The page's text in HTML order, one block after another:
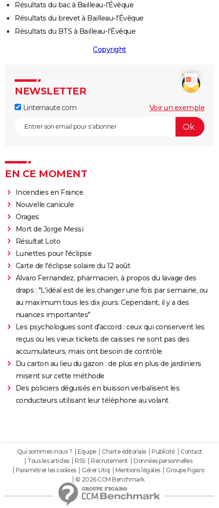
Résultats du bac à Bailleau-l'Évêque
Résultats du brevet à Bailleau-l'Évêque
Résultats du BTS à Bailleau-l'Évêque
Copyright
NEWSLETTER
Linternaute.com Voir un exemple
EN CE MOMENT
Incendies en France
Nouvelle canicule
Orages
Mort de Jorge Messi
Résultat Loto
Lunettes pour l'éclipse
Carte de l'éclipse solaire du 12 août
Alvaro Fernandez, pharmacien, à propos du lavage des
draps : "L'idéal est de les changer une fois par semaine, ou
au maximum tous les dix jours. Cependant, il y a des
nuances importantes"
Les psychologues sont d'accord : ceux qui conservent les
reçus ou les vieux tickets de caisses ne sont pas des
accumulateurs, mais ont besoin de contrôle
Du carton au lieu du gazon : de plus en plus de jardiniers
misent sur cette méthode
Des policiers déguisés en buisson verbalisent les
conducteurs utilisant leur téléphone au volant
Qui sommes-nous ? Equipe Charte éditoriale Publicité
Contact
Tous les articles
RSS Recrutement
Données personnelles
Paramétrer les cookies
Gérer Utiq Mentions légales
Groupe Figaro
© 2026 CCM Benchmark